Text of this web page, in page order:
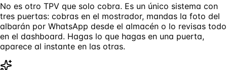
No es otro TPV que solo cobra. Es un único sistema con
tres puertas: cobras en el mostrador, mandas la foto del
albarán por WhatsApp desde el almacén o lo revisas todo
en el dashboard. Hagas lo que hagas en una puerta,
aparece al instante en las otras.